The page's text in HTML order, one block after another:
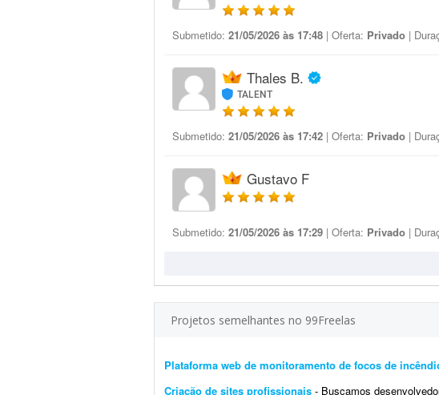
Submetido: 21/05/2026 às 17:48 | Oferta: Privado |
Thales B.
TALENT
Submetido: 21/05/2026 às 17:42 | Oferta: Privado |
Gustavo F
Submetido: 21/05/2026 às 17:29 | Oferta: Privado |
Projetos semelhantes no 99Freelas
Plataforma web de monitoramento de focos de
Criação de sites profissionais - Buscamos desenvolvedores e web